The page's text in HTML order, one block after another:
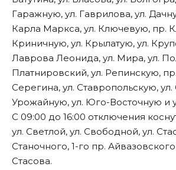
Гаражную, ул. Гаврилова, ул.
Карла Маркса, ул. Ключевую, пр.
Криничную, ул. Крылатую, ул.
Лаврова Леонида, ул. Мира, ул.
Платнировский, ул. Репинскую,
Серегина, ул. Ставропольскую, ул.
Урожайную, ул. Юго-Восточную и
С 09:00 до 16:00 отключения
ул. Светлой, ул. Свободной, ул.
Станочного, 1-го пр.
Стасова.